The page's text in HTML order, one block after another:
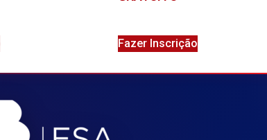
Fazer Inscrição